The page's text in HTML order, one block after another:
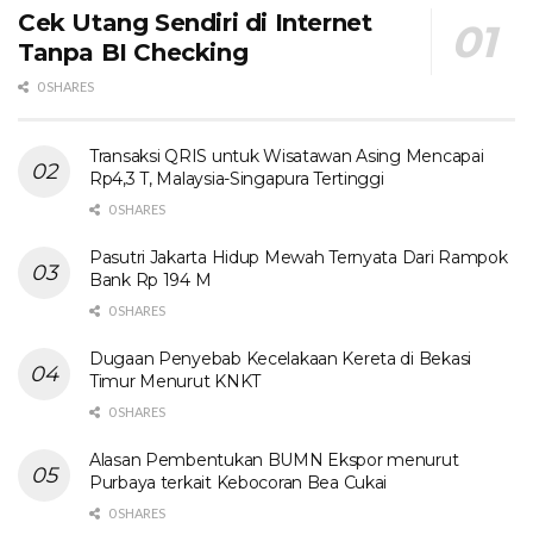
Cek Utang Sendiri di Internet
Tanpa BI Checking
0 SHARES
Transaksi QRIS untuk Wisatawan Asing Mencapai
Rp4,3 T, Malaysia-Singapura Tertinggi
0 SHARES
Pasutri Jakarta Hidup Mewah Ternyata Dari Rampok
Bank Rp 194 M
0 SHARES
Dugaan Penyebab Kecelakaan Kereta di Bekasi
Timur Menurut KNKT
0 SHARES
Alasan Pembentukan BUMN Ekspor menurut
Purbaya terkait Kebocoran Bea Cukai
0 SHARES